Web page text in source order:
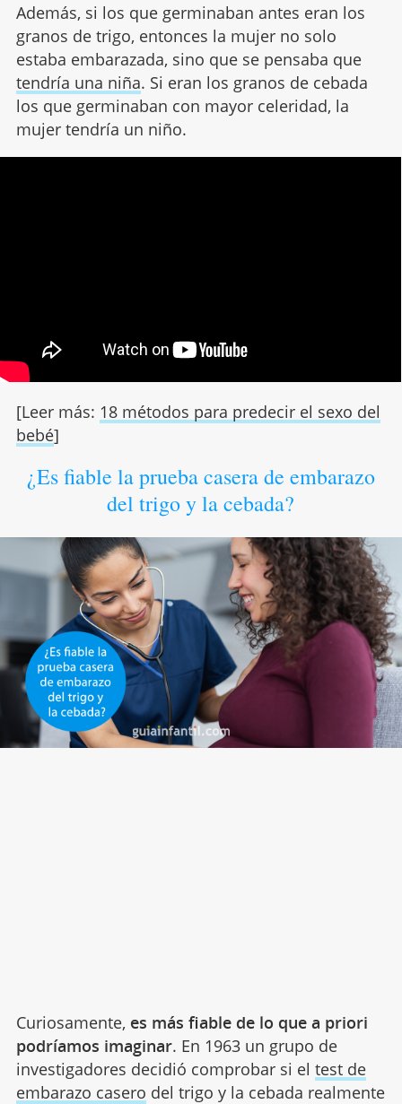
Además, si los que germinaban antes eran los
granos de trigo, entonces la mujer no solo
estaba embarazada, sino que se pensaba que
tendría una niña. Si eran los granos de cebada
los que germinaban con mayor celeridad, la
mujer tendría un niño.
[Leer más: 18 métodos para predecir el sexo del
bebé]
¿Es fiable la prueba casera de embarazo
del trigo y la cebada?
Curiosamente, es más fiable de lo que a priori
podríamos imaginar. En 1963 un grupo de
investigadores decidió comprobar si el test de
embarazo casero del trigo y la cebada realmente